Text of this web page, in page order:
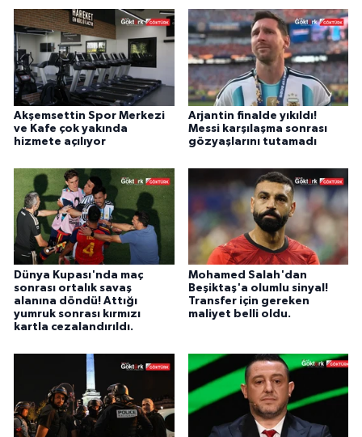
Akşemsettin Spor Merkezi
ve Kafe çok yakında
hizmete açılıyor
Arjantin finalde yıkıldı!
Messi karşılaşma sonrası
gözyaşlarını tutamadı
Dünya Kupası'nda maç
sonrası ortalık savaş
alanına döndü! Attığı
yumruk sonrası kırmızı
kartla cezalandırıldı.
Mohamed Salah'dan
Beşiktaş'a olumlu sinyal!
Transfer için gereken
maliyet belli oldu.